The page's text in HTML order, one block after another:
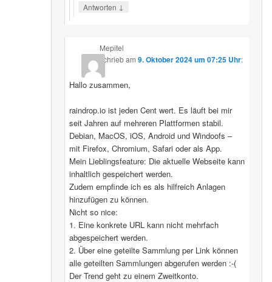
Antworten ↓
Mepitel
schriebam 9. Oktober 2024 um 07:25 Uhr:
Hallo zusammen,
raindrop.io ist jeden Cent wert. Es läuft bei mir
seit Jahren auf mehreren Plattformen stabil.
Debian, MacOS, iOS, Android und Windoofs –
mit Firefox, Chromium, Safari oder als App.
Mein Lieblingsfeature: Die aktuelle Webseite kann
inhaltlich gespeichert werden.
Zudem empfinde ich es als hilfreich Anlagen
hinzufügen zu können.
Nicht so nice:
1. Eine konkrete URL kann nicht mehrfach
abgespeichert werden.
2. Über eine geteilte Sammlung per Link können
alle geteilten Sammlungen abgerufen werden :-(
Der Trend geht zu einem Zweitkonto.